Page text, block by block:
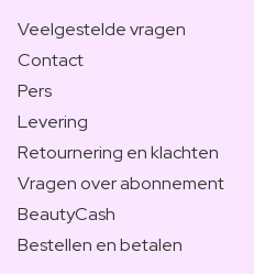
Veelgestelde vragen
Contact
Pers
Levering
Retournering en klachten
Vragen over abonnement
BeautyCash
Bestellen en betalen